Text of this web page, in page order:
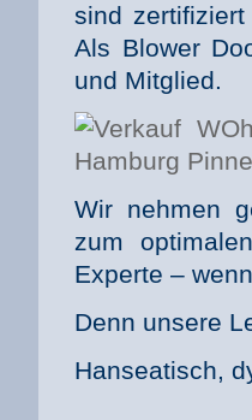
sind
Als Blower
und Mitglied.
Wir nehmen
zum
Experte –
Denn unsere
Hanseatisch,